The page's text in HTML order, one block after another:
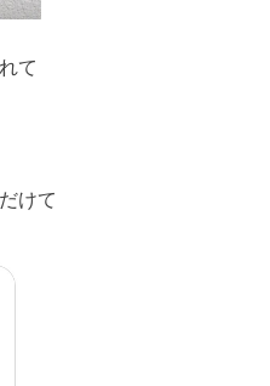
て
けて